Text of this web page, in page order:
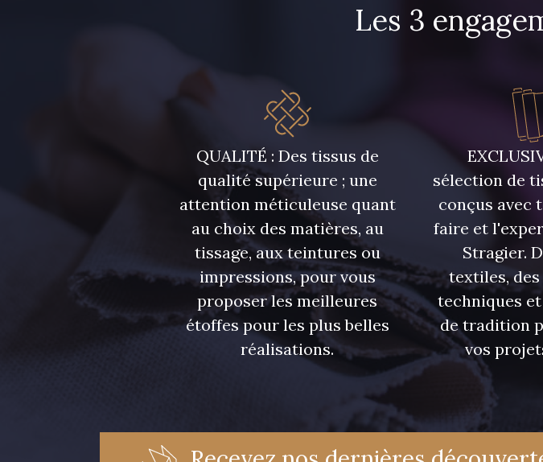
36 - Menthe bleue
07342 - Bleu
Méditerranée
49 - Bleu Niagara
50 - Vert Bouteille
Les 3
QUALITÉ : Des tissus de
qualité supérieure ; une
attention méticuleuse quant
au choix des matières, au
tissage, aux teintures ou
impressions, pour vous
proposer les meilleures
étoffes pour les plus belles
réalisations.
sélection de
conçus avec
faire et
Stragier.
textiles,
techniques
de tradition
vos